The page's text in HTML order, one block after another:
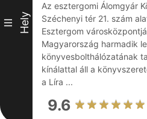
III Hely
Az esztergomi Álomgyár
Széchenyi tér 21. szám
Esztergom
Magyarország harmadik
könyvesbolthálózatának
kínálattal áll a
a Líra ...
9.6